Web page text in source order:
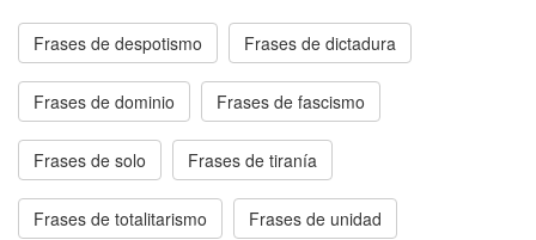
Frases de despotismo Frases de dictadura
Frases de dominio Frases de fascismo
Frases de solo Frases de tiranía
Frases de totalitarismo Frases de unidad